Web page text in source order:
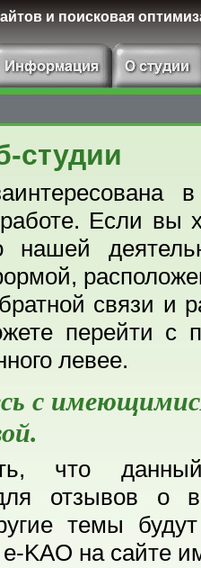
и поисковая
студии
Если вы
нашей
связи и
перейти с
левее.
с
что
отзывов о
темы
KAO на сайте